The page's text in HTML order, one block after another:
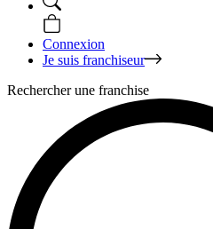
Connexion
Je suis franchiseur
Rechercher une franchise